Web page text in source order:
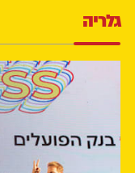
גלריה